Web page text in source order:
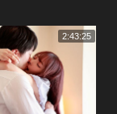
2:43:25